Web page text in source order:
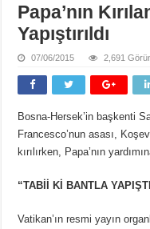
Papa’nın
Yapıştırıldı
07/06/2015 2,691
Bosna-Hersek’in başkenti
Francesco’nun asası,
kırılırken, Papa’nın
“TABİİ Kİ BANTLA
Vatikan’ın resmi yayın